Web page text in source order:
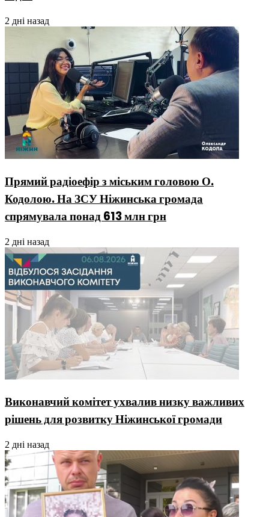
2 дні назад
Прямий радіоефір з міським головою О.
Кодолою. На ЗСУ Ніжинська громада
спрямувала понад 613 млн грн
2 дні назад
Виконавчий комітет ухвалив низку важливих
рішень для розвитку Ніжинської громади
2 дні назад